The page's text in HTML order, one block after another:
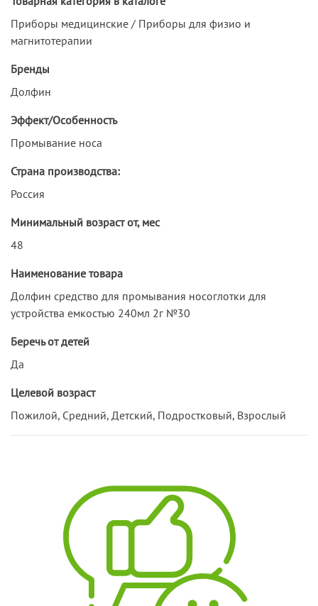
Приборы медицинские / Приборы для физио и
магнитотерапии
Бренды
Долфин
Эффект/Особенность
Промывание носа
Страна производства:
Россия
Минимальный возраст от, мес
48
Наименование товара
Долфин средство для промывания носоглотки для
устройства емкостью 240мл 2г №30
Беречь от детей
Да
Целевой возраст
Пожилой, Средний, Детский, Подростковый, Взрослый